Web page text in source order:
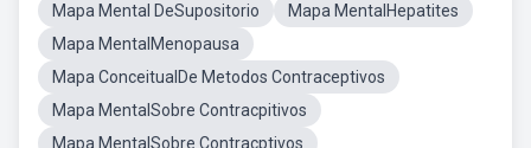
Mapa Mental DeSupositorio
Mapa MentalHepatites
Mapa MentalMenopausa
Mapa ConceitualDe Metodos Contraceptivos
Mapa MentalSobre Contracpitivos
Mapa MentalSobre Contracptivos